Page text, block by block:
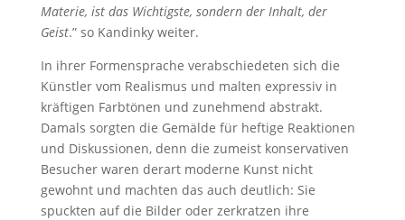
Materie, ist das Wichtigste, sondern der Inhalt, der
Geist.” so Kandinky weiter.
In ihrer Formensprache verabschiedeten sich die
Künstler vom Realismus und malten expressiv in
kräftigen Farbtönen und zunehmend abstrakt.
Damals sorgten die Gemälde für heftige Reaktionen
und Diskussionen, denn die zumeist konservativen
Besucher waren derart moderne Kunst nicht
gewohnt und machten das auch deutlich: Sie
spuckten auf die Bilder oder zerkratzen ihre